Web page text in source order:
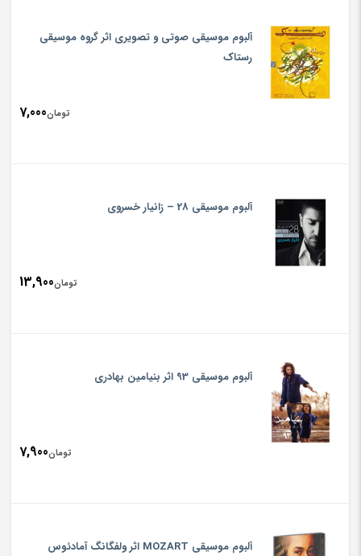
آلبوم موسیقی صوتی و تصویری اثر گروه موسیقی
رستاک
تومان7,000
آلبوم موسیقی 28 – زانیار خسروی
تومان13,900
آلبوم موسیقی 93 اثر بنیامین بهادری
تومان7,900
آلبوم موسیقی MOZART اثر ولفگانگ آمادئوس